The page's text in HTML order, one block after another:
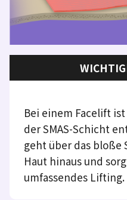
Bei einem Facelift
der SMAS-Schicht
geht über das bloße
Haut hinaus und
umfassendes Lifting.